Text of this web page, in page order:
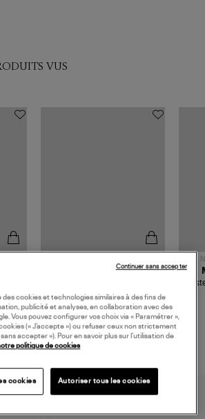
VUS
189,00 €
TORAL
Mousse
des cookies et technologies similaires à des fins de
publicité et analyses, en collaboration avec des
Vous pouvez configurer vos choix via « Paramétrer »,
(« J’accepte ») ou refuser ceux non strictement
accepter »). Pour en savoir plus sur l’utilisation de
politique de cookies
cookies Autoriser tous les cookies
Continuer sans accepter